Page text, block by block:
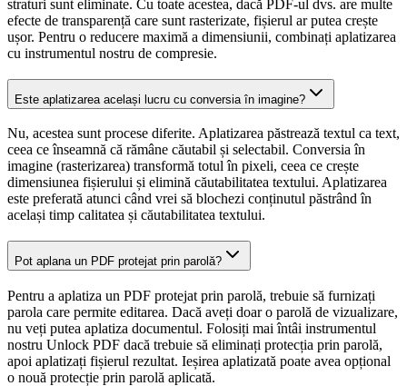
straturi sunt eliminate. Cu toate acestea, dacă PDF-ul dvs. are multe
efecte de transparență care sunt rasterizate, fișierul ar putea crește
ușor. Pentru o reducere maximă a dimensiunii, combinați aplatizarea
cu instrumentul nostru de compresie.
Este aplatizarea același lucru cu conversia în imagine?
Nu, acestea sunt procese diferite. Aplatizarea păstrează textul ca text,
ceea ce înseamnă că rămâne căutabil și selectabil. Conversia în
imagine (rasterizarea) transformă totul în pixeli, ceea ce crește
dimensiunea fișierului și elimină căutabilitatea textului. Aplatizarea
este preferată atunci când vrei să blochezi conținutul păstrând în
același timp calitatea și căutabilitatea textului.
Pot aplana un PDF protejat prin parolă?
Pentru a aplatiza un PDF protejat prin parolă, trebuie să furnizați
parola care permite editarea. Dacă aveți doar o parolă de vizualizare,
nu veți putea aplatiza documentul. Folosiți mai întâi instrumentul
nostru Unlock PDF dacă trebuie să eliminați protecția prin parolă,
apoi aplatizați fișierul rezultat. Ieșirea aplatizată poate avea opțional
o nouă protecție prin parolă aplicată.